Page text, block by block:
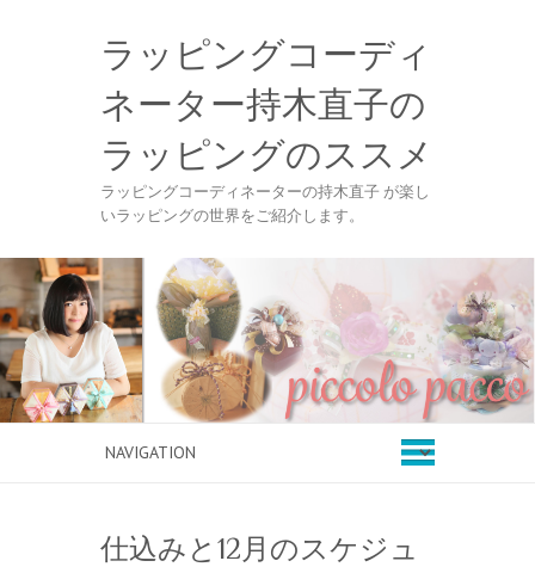
ラッピングコーディ
ネーター持木直子の
ラッピングのススメ
ラッピングコーディネーターの持木直子 が楽し
いラッピングの世界をご紹介します。
仕込みと12月のスケジュ